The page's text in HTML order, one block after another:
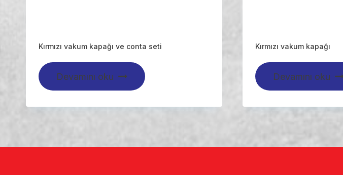
Kırmızı vakum kapağı ve conta seti
Devamını oku
Kırmızı vakum kapağı
Devamını oku